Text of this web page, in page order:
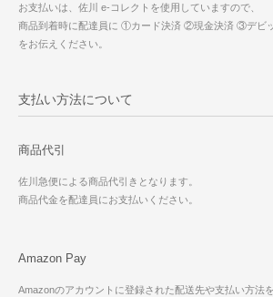
お支払いは、佐川 e-コレクトを使用していますので、
商品到着時に配達員に ①カード決済 ②現金決済 ③デビ
をお伝えください。
支払い方法について
商品代引
佐川急便による商品代引きとなります。
商品代金を配達員にお支払いください。
Amazon Pay
Amazonのアカウントに登録された配送先や支払い方法